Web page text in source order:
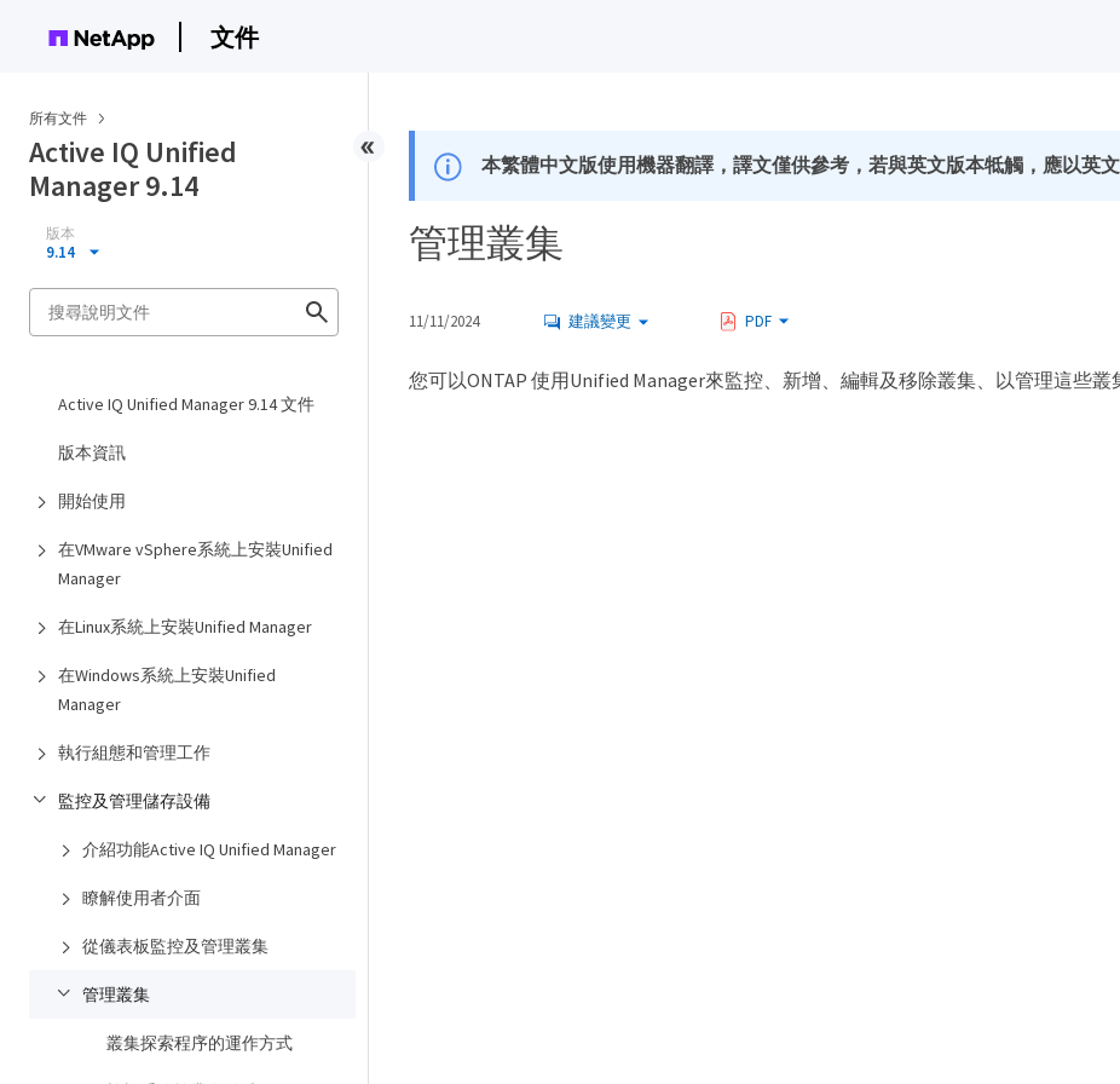
文件
所有文件
Active IQ Unified
Manager 9.14
版本
9.14
Active IQ Unified Manager 9.14 文件
版本資訊
開始使用
在VMware vSphere系統上安裝Unified
Manager
在Linux系統上安裝Unified Manager
在Windows系統上安裝Unified
Manager
執行組態和管理工作
監控及管理儲存設備
介紹功能Active IQ Unified Manager
瞭解使用者介面
從儀表板監控及管理叢集
管理叢集
叢集探索程序的運作方式
本繁體中文版使用機器翻譯，譯文僅供參考，若與英文版本牴觸，應以英文
管理叢集
11/11/2024 建議變更 PDF
您可以ONTAP 使用Unified Manager來監控、新增、編輯及移除叢集、以管理這些叢